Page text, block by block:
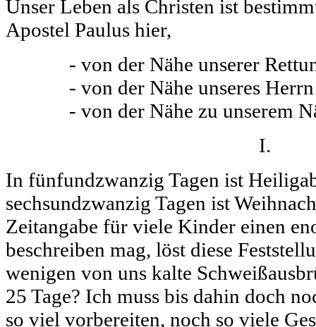
Unser Leben als Christen ist
Apostel Paulus hier,
- von der Nähe unserer
- von der Nähe unseres
- von der Nähe zu unserem
I.
In fünfundzwanzig Tagen ist
sechsundzwanzig Tagen ist
Zeitangabe für viele Kinder einen
beschreiben mag, löst diese
wenigen von uns kalte
25 Tage? Ich muss bis dahin doch
so viel vorbereiten, noch so viele